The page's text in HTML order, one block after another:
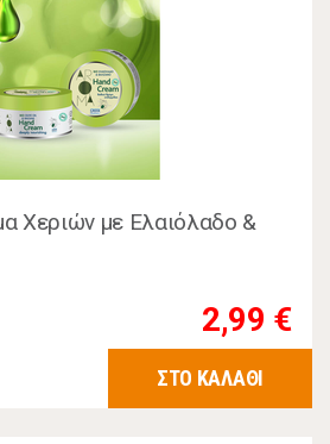
Χεριών με Ελαιόλαδο &
2,99 €
ΣΤΟ ΚΑΛΑΘΙ